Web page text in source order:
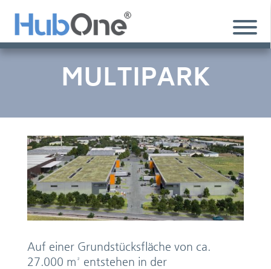
MULTIPARK
Auf einer Grundstücksfläche von ca.
27.000 m² entstehen in der